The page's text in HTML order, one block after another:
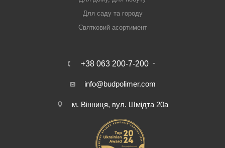
Для саду та городу
Святковий асортимент
+38 063 200-7-200
info@budpolimer.com
м. Вінниця, вул. Шмідта 20а